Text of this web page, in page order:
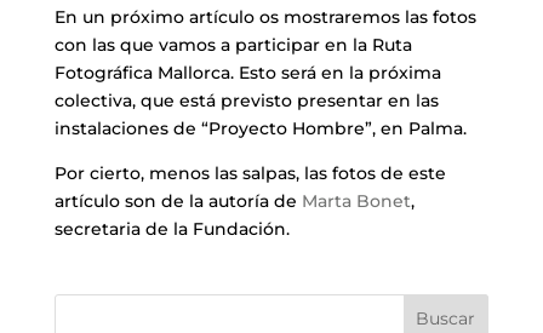
En un próximo artículo os mostraremos las fotos
con las que vamos a participar en la Ruta
Fotográfica Mallorca. Esto será en la próxima
colectiva, que está previsto presentar en las
instalaciones de “Proyecto Hombre”, en Palma.
Por cierto, menos las salpas, las fotos de este
artículo son de la autoría de Marta Bonet,
secretaria de la Fundación.